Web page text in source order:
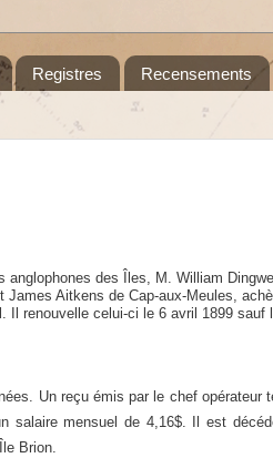
Registres Recensements
anglophones des Îles, M. William
James Aitkens de Cap-aux-Meules,
Il renouvelle celui-ci le 6 avril 1899 sauf
Un reçu émis par le chef opérateur
salaire mensuel de 4,16$. Il est
Brion.